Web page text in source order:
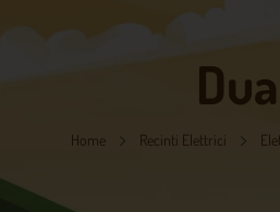
Home Recinti Elettrici